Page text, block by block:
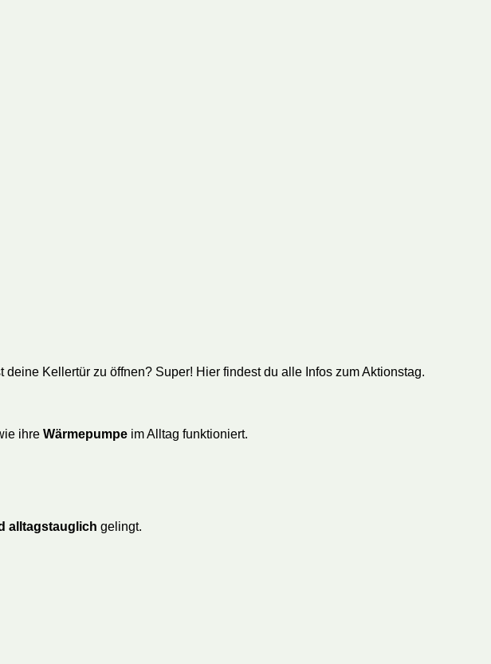
Kellertür zu öffnen? Super! Hier findest du alle Infos zum Aktionstag.
ihre Wärmepumpe im Alltag funktioniert.
alltagstauglich gelingt.